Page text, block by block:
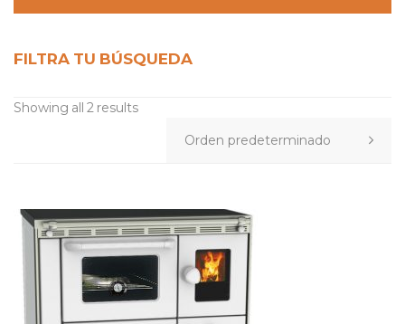
Showing all 2 results
FILTRA TU BÚSQUEDA